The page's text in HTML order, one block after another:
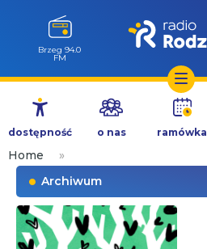
Przejdź
treści
Brzeg 94.0
FM
dostępność o nas ramówka
Home
»
Archiwum